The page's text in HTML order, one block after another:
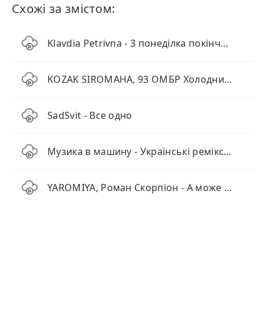
Схожі за змістом:
Klavdia Petrivna - З понеділка покінчу з усім
KOZAK SIROMAHA, 93 ОМБР Холодний Яр - Заживем
SadSvit - Все одно
Музика в машину - Українські ремікси від BID0NCI0N
YAROMIYA, Роман Скорпіон - А може (KARMV REMIX)